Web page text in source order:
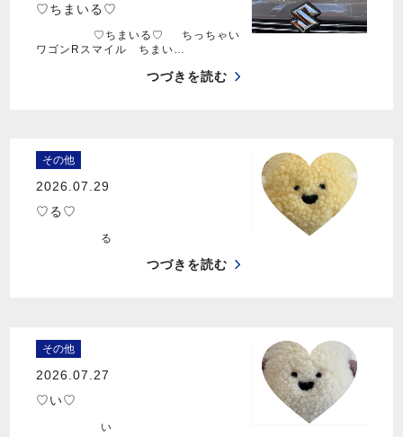
♡ちまいる♡
♡ちまいる♡ ちっちゃい
ワゴンRスマイル ちまい…
つづきを読む
その他
2026.07.29
♡る♡
る
つづきを読む
その他
2026.07.27
♡い♡
い